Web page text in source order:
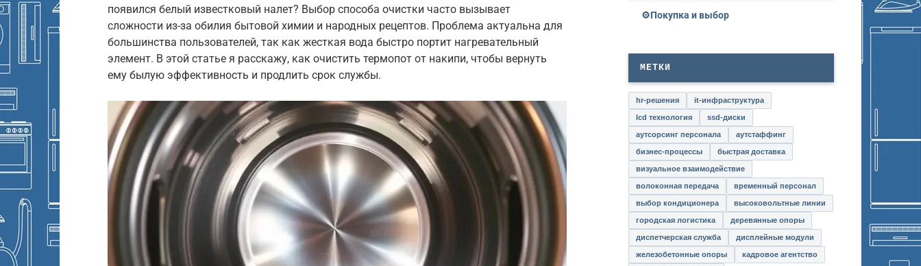
появился белый известковый налет? Выбор способа очистки часто вызывает
сложности из-за обилия бытовой химии и народных рецептов. Проблема актуальна для
большинства пользователей, так как жесткая вода быстро портит нагревательный
элемент. В этой статье я расскажу, как очистить термопот от накипи, чтобы вернуть
ему былую эффективность и продлить срок службы.
Покупка и выбор
МЕТКИ
hr-решения it-инфраструктура
lcd технология ssd-диски
аутсорсинг персонала аутстаффинг
бизнес-процессы быстрая доставка
визуальное взаимодействие
волоконная передача временный персонал
выбор кондиционера высоковольтные линии
городская логистика деревянные опоры
диспетчерская служба дисплейные модули
железобетонные опоры кадровое агентство